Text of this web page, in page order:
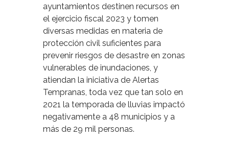
ayuntamientos destinen recursos en
el ejercicio fiscal 2023 y tomen
diversas medidas en materia de
protección civil suficientes para
prevenir riesgos de desastre en zonas
vulnerables de inundaciones, y
atiendan la iniciativa de Alertas
Tempranas, toda vez que tan solo en
2021 la temporada de lluvias impactó
negativamente a 48 municipios y a
más de 29 mil personas.